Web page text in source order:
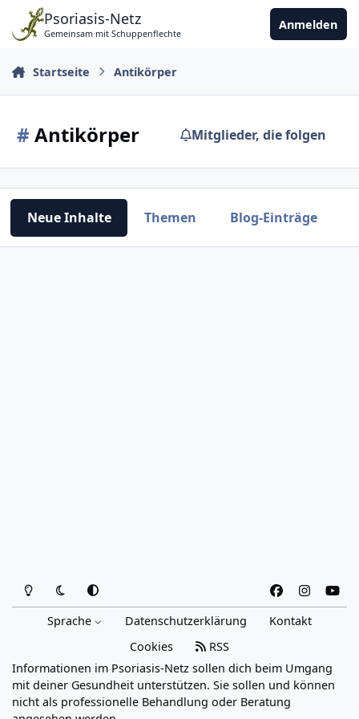
Zu Inhalt springen
Psoriasis-Netz
Gemeinsam mit Schuppenflechte
Anmelden
Startseite Antikörper
# Antikörper Mitglieder, die folgen
Neue Inhalte Themen Blog-Einträge
Heller ModusDunkler Modus
Systemeinstellung
a
b
o
o
n
s
a
g
o
u
b
Sprache Datenschutzerklärung
Kontakt
Cookies
RSS
Informationen im Psoriasis-Netz sollen dich beim Umgang
mit deiner Gesundheit unterstützen. Sie sollen und können
nicht als professionelle Behandlung oder Beratung